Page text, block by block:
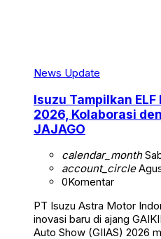
News Update
Isuzu Tampilkan ELF
2026, Kolaborasi
JAJAGO
calendar_month
account_circle
0Komentar
PT Isuzu Astra Motor
inovasi baru di ajang
Auto Show (GIIAS) 2026